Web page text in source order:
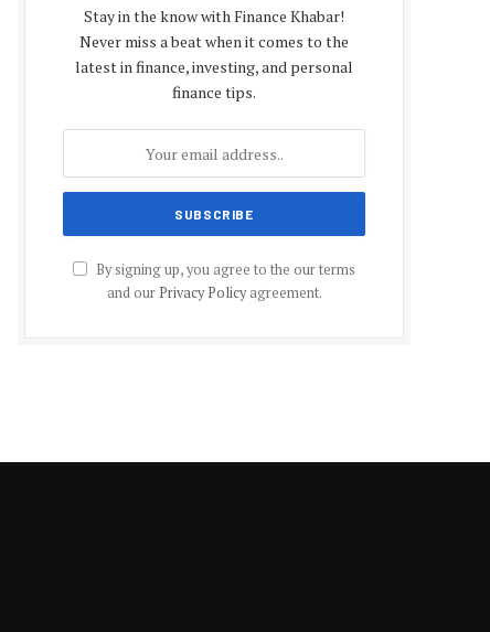
Stay in the know with Finance Khabar!
Never miss a beat when it comes to the
latest in finance, investing, and personal
finance tips.
By signing up, you agree to the our terms
and our Privacy Policyagreement.